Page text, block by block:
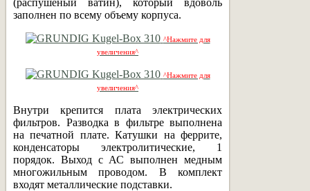
заполнен по всему объему корпуса.
^Нажмите для
увеличения^
^Нажмите для
увеличения^
Внутри крепится плата электрических
фильтров. Разводка в фильтре выполнена
на печатной плате. Катушки на феррите,
конденсаторы электролитические, 1
порядок. Выход с АС выполнен медным
многожильным проводом. В комплект
входят металлические подставки.